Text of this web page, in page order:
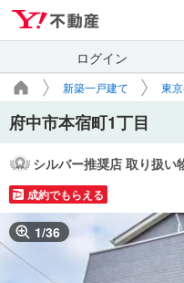
ログイン
新築一戸建て 東
府中市本宿町1丁目
シルバー推奨店 取り扱い
成約でもらえる
1/36